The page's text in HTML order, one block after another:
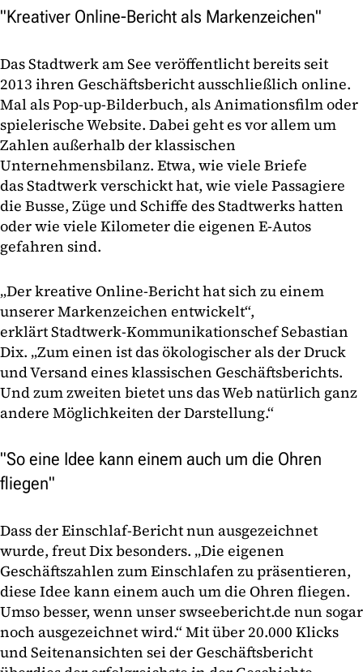
"Kreativer Online-Bericht als Markenzeichen"
Das Stadtwerk am See veröffentlicht bereits seit
2013 ihren Geschäftsbericht ausschließlich online.
Mal als Pop-up-Bilderbuch, als Animationsfilm oder
spielerische Website. Dabei geht es vor allem um
Zahlen außerhalb der klassischen
Unternehmensbilanz. Etwa, wie viele Briefe
das Stadtwerk verschickt hat, wie viele Passagiere
die Busse, Züge und Schiffe des Stadtwerks hatten
oder wie viele Kilometer die eigenen E-Autos
gefahren sind.
„Der kreative Online-Bericht hat sich zu einem
unserer Markenzeichen entwickelt“,
erklärt Stadtwerk-Kommunikationschef Sebastian
Dix. „Zum einen ist das ökologischer als der Druck
und Versand eines klassischen Geschäftsberichts.
Und zum zweiten bietet uns das Web natürlich ganz
andere Möglichkeiten der Darstellung.“
"So eine Idee kann einem auch um die Ohren
fliegen"
Dass der Einschlaf-Bericht nun ausgezeichnet
wurde, freut Dix besonders. „Die eigenen
Geschäftszahlen zum Einschlafen zu präsentieren,
diese Idee kann einem auch um die Ohren fliegen.
Umso besser, wenn unser swseebericht.de nun sogar
noch ausgezeichnet wird.“ Mit über 20.000 Klicks
und Seitenansichten sei der Geschäftsbericht